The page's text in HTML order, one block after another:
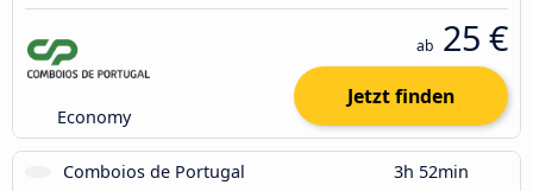
Economy
ab 25 €
Jetzt finden
Comboios de Portugal 3h 52min